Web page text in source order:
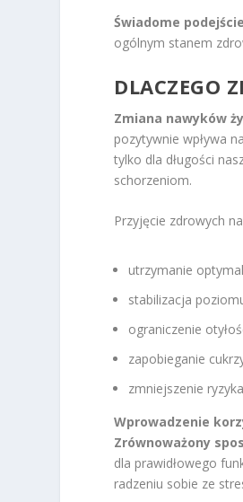
Świadome
ogólnym stanem
DLACZEGO
Zmiana nawyków
pozytywnie wpływa
tylko dla długości
schorzeniom.
Przyjęcie zdrowych
utrzymanie
stabilizacja
ograniczenie
zapobieganie
zmniejszenie
Wprowadzenie
Zrównoważony
dla prawidłowego
radzeniu sobie ze